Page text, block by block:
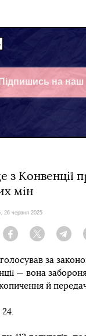
Підпишись на наш
Facebook
з Конвенції
мін
26 червня 2025
Facebook Twitter
за
— вона
й